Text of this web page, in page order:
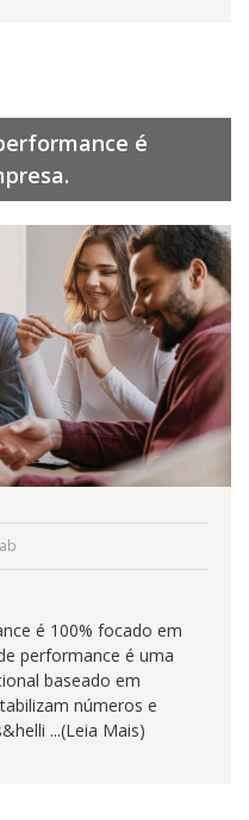
é
é 100% focado em
performance é uma
baseado em
números e
...(Leia Mais)